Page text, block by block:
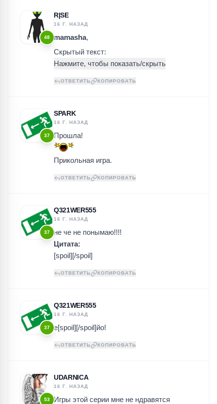
48
R|SE
16 Г. НАЗАД
mamasha,
Скрытый текст:
ОТВЕТИТЬ КОПИРОВАТЬ
37
SPARK
16 Г. НАЗАД
Прошла!
Прикольная игра.
ОТВЕТИТЬ КОПИРОВАТЬ
37
Q321WER555
16 Г. НАЗАД
не че не понымаю!!!!
Цитата:
[spoil][/spoil]
ОТВЕТИТЬ КОПИРОВАТЬ
37
Q321WER555
16 Г. НАЗАД
е[spoil][/spoil]йо!
ОТВЕТИТЬ КОПИРОВАТЬ
53
UDARNICA
16 Г. НАЗАД
Игры этой серии мне не ндравятся